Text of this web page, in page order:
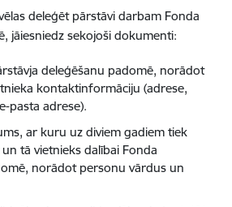
deleģēt pārstāvi darbam Fonda
jāiesniedz sekojoši dokumenti:
deleģēšanu padomē, norādot
kontaktinformāciju (adrese,
pasta adrese).
ar kuru uz diviem gadiem tiek
tā vietnieks dalībai Fonda
norādot personu vārdus un